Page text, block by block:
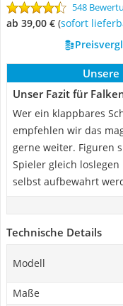
548
ab 39,00 € ( Sofort
Unser Fazit für
Wer ein klappbares
empfehlen wir das
gerne weiter. Figuren
Spieler gleich
selbst aufbewahrt
Technische Details
Modell
Maße